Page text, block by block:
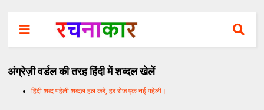
अंग्रेज़ी वर्डल की तरह हिंदी में शब्दल खेलें
हिंदी शब्द पहेली शब्दल हल करें, हर रोज एक नई पहेली।